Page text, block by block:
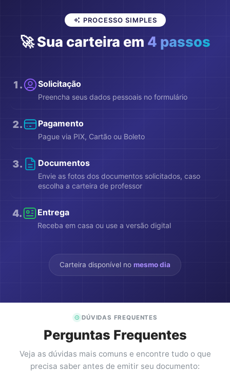
PROCESSO SIMPLES
🚀 Sua carteira em 4 passos
1 . Solicitação
Preencha seus dados pessoais no formulário
2. Pagamento
Pague via PIX, Cartão ou Boleto
3. Documentos
Envie as fotos dos documentos solicitados, caso
escolha a carteira de professor
4. Entrega
Receba em casa ou use a versão digital
Carteira disponível no mesmo dia
DÚVIDAS FREQUENTES
Perguntas Frequentes
Veja as dúvidas mais comuns e encontre tudo o que
precisa saber antes de emitir seu documento: